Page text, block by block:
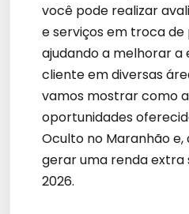
você pode realizar
e serviços em troca
ajudando a melhorar a
cliente em diversas
vamos mostrar como
oportunidades
Oculto no Maranhão e,
gerar uma renda extra
2026.